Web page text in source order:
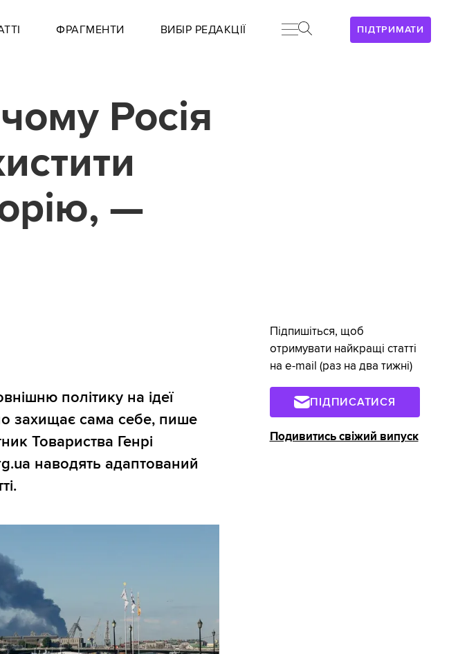
ПІДТРИМАТИ
ФРАГМЕНТИ ВИБІР РЕДАКЦІЇ
Росія
—
політику на ідеї
захищає сама себе, пише
Товариства Генрі
наводять адаптований
Підпишіться, щоб
отримувати найкращі статті
на e-mail (раз на два тижні)
ПІДПИСАТИСЯ
Подивитись свіжий випуск